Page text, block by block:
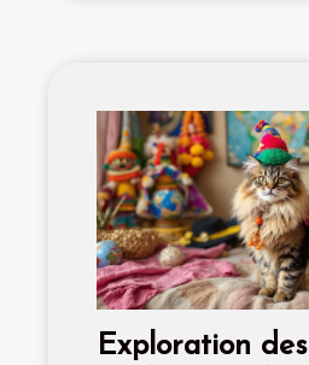
Exploration des